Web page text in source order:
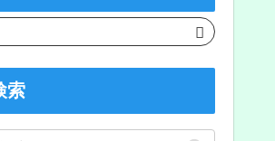
索